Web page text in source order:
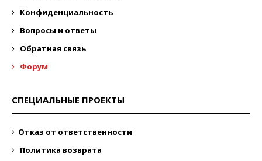
Конфиденциальность
Вопросы и ответы
Обратная связь
Форум
СПЕЦИАЛЬНЫЕ ПРОЕКТЫ
Отказ от ответственности
Политика возврата